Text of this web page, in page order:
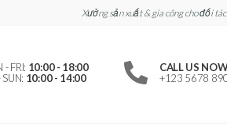
Xưởng sản xuất & gia công cho đối
- FRI: 10:00 - 18:00
SUN: 10:00 - 14:00
CALL US
+123 5678